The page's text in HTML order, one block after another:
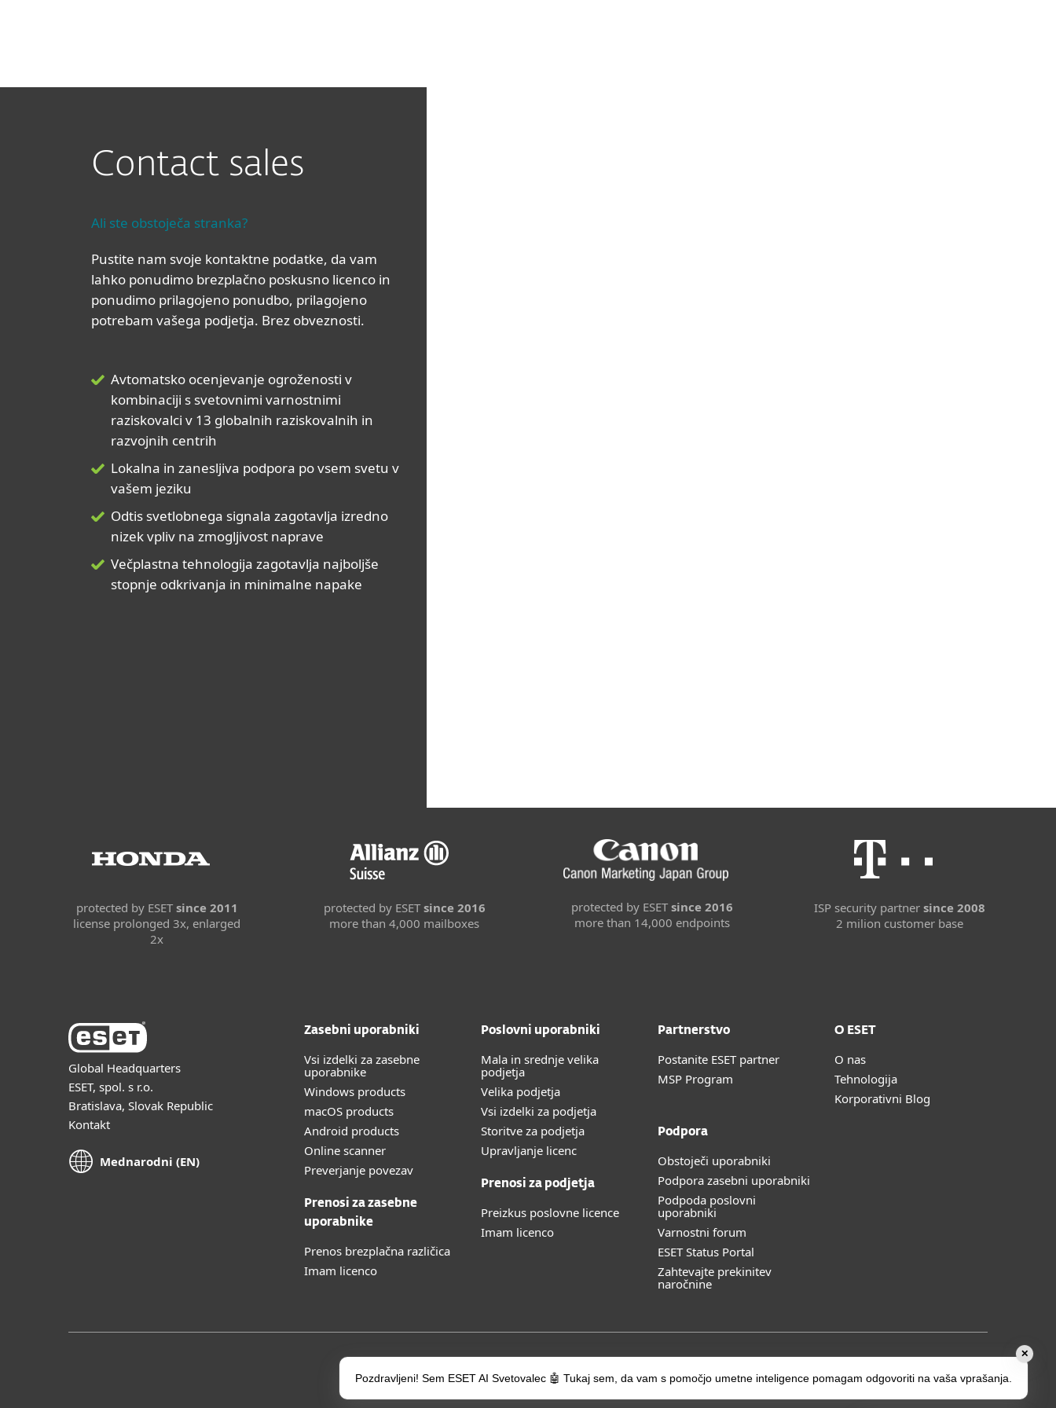
Contact sales
Ali ste obstoječa stranka?
Pustite nam svoje kontaktne podatke, da vam
lahko ponudimo brezplačno poskusno licenco in
ponudimo prilagojeno ponudbo, prilagojeno
potrebam vašega podjetja. Brez obveznosti.
Avtomatsko ocenjevanje ogroženosti v
kombinaciji s svetovnimi varnostnimi
raziskovalci v 13 globalnih raziskovalnih in
razvojnih centrih
Lokalna in zanesljiva podpora po vsem svetu v
vašem jeziku
Odtis svetlobnega signala zagotavlja izredno
nizek vpliv na zmogljivost naprave
Večplastna tehnologija zagotavlja najboljše
stopnje odkrivanja in minimalne napake
protected by ESET since 2011
license prolonged 3x, enlarged
2x
protected by ESET since 2016
more than 4,000 mailboxes
protected by ESET since 2016
more than 14,000 endpoints
ISP security partner since 2008
2 milion customer base
Global Headquarters
ESET, spol. s r.o.
Bratislava, Slovak Republic
Kontakt
Mednarodni (EN)
Zasebni uporabniki
Vsi izdelki za zasebne
uporabnike
Windows products
macOS products
Android products
Online scanner
Preverjanje povezav
Prenosi za zasebne
uporabnike
Prenos brezplačna različica
Imam licenco
Poslovni uporabniki
Mala in srednje velika
podjetja
Velika podjetja
Vsi izdelki za podjetja
Storitve za podjetja
Upravljanje licenc
Prenosi za podjetja
Preizkus poslovne licence
Imam licenco
Partnerstvo
Postanite ESET partner
MSP Program
Podpora
Obstoječi uporabniki
Podpora zasebni uporabniki
Podpoda poslovni
uporabniki
Varnostni forum
ESET Status Portal
Zahtevajte prekinitev
naročnine
O ESET
O nas
Tehnologija
Korporativni Blog
✕
Pozdravljeni! Sem ESET AI Svetovalec 🤖 Tukaj sem, da vam s pomočjo umetne inteligence pomagam odgovoriti na vaša vprašanja.